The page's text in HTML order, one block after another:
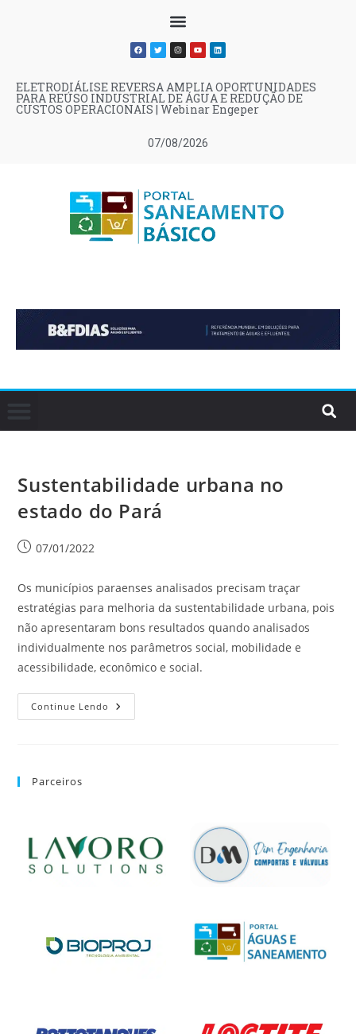
07/08/2026
ELETRODIÁLISE REVERSA AMPLIA OPORTUNIDADES
PARA REÚSO INDUSTRIAL DE ÁGUA E REDUÇÃO DE
CUSTOS OPERACIONAIS | Webinar Engeper
Sustentabilidade urbana no
estado do Pará
07/01/2022
Os municípios paraenses analisados precisam traçar
estratégias para melhoria da sustentabilidade urbana, pois
não apresentaram bons resultados quando analisados
individualmente nos parâmetros social, mobilidade e
acessibilidade, econômico e social.
Continue Lendo
Parceiros